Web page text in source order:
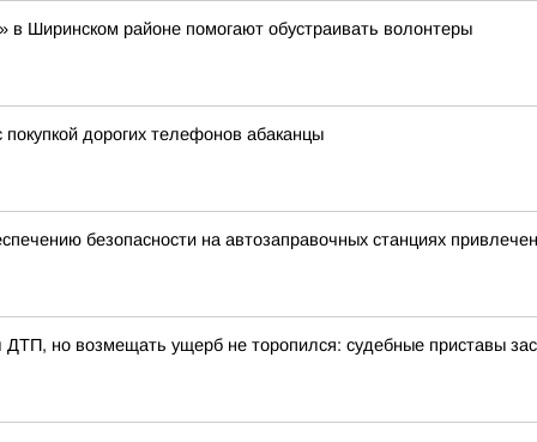
в Ширинском районе помогают обустраивать волонтеры
дорогих телефонов абаканцы
безопасности на автозаправочных станциях
но возмещать ущерб не торопился: судебные приставы